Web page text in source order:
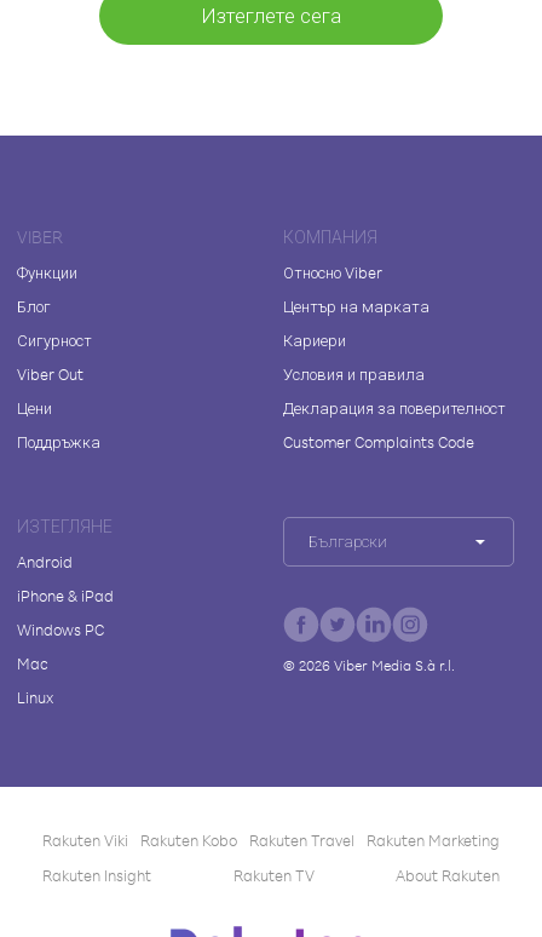
Изтеглете сега
VIBER
Функции
Блог
Сигурност
Viber Out
Цени
Поддръжка
КОМПАНИЯ
Относно Viber
Център на марката
Кариери
Условия и правила
Декларация за поверителност
Customer Complaints Code
ИЗТЕГЛЯНЕ
Android
iPhone & iPad
Windows PC
Mac
Linux
Български
© 2026Viber Media S.à r.l.
Rakuten Viki Rakuten Kobo Rakuten Travel
Rakuten Marketing
Rakuten Insight
Rakuten TV About Rakuten